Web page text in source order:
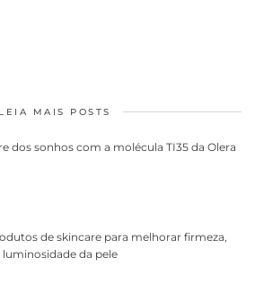
LEIA MAIS POSTS
dos sonhos com a molécula TI35 da Olera
de skincare para melhorar firmeza,
da pele